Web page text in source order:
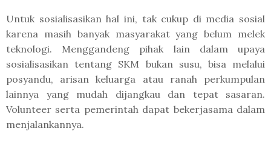
Untuk sosialisasikan hal ini, tak cukup di media sosial
karena masih banyak masyarakat yang belum melek
teknologi. Menggandeng pihak lain dalam upaya
sosialisasikan tentang SKM bukan susu, bisa melalui
posyandu, arisan keluarga atau ranah perkumpulan
lainnya yang mudah dijangkau dan tepat sasaran.
Volunteer serta pemerintah dapat bekerjasama dalam
menjalankannya.